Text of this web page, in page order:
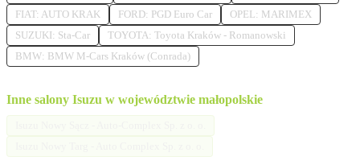
FIAT: AUTO KRAK
FORD: PGD Euro Car
OPEL: MARIMEX
SUZUKI: Sta-Car
TOYOTA: Toyota Kraków - Romanowski
BMW: BMW M-Cars Kraków (Conrada)
Inne salony Isuzu w województwie małopolskie